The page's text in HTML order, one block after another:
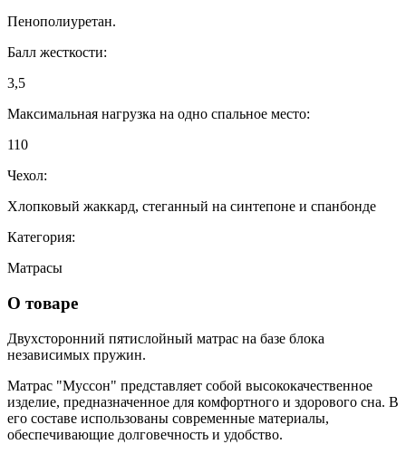
Пенополиуретан.
Балл жесткости:
3,5
Максимальная нагрузка на одно спальное место:
110
Чехол:
Хлопковый жаккард, стеганный на синтепоне и спанбонде
Категория:
Матрасы
О товаре
Двухсторонний пятислойный матрас на базе блока
независимых пружин.
Матрас "Муссон" представляет собой высококачественное
изделие, предназначенное для комфортного и здорового сна. В
его составе использованы современные материалы,
обеспечивающие долговечность и удобство.